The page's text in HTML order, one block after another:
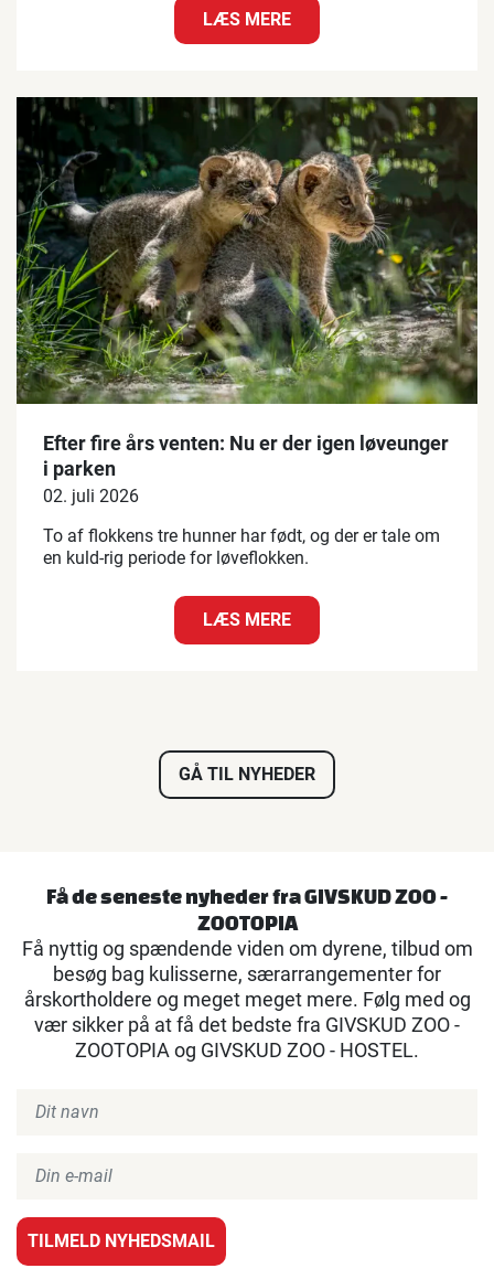
LÆS MERE
Efter fire års venten: Nu er der igen løveunger
i parken
02. juli 2026
To af flokkens tre hunner har født, og der er tale om
en kuld-rig periode for løveflokken.
LÆS MERE
GÅ TIL NYHEDER
Få de seneste nyheder fra GIVSKUD ZOO -
ZOOTOPIA
Få nyttig og spændende viden om dyrene, tilbud om
besøg bag kulisserne, særarrangementer for
årskortholdere og meget meget mere. Følg med og
vær sikker på at få det bedste fra GIVSKUD ZOO -
ZOOTOPIA og GIVSKUD ZOO - HOSTEL.
TILMELD NYHEDSMAIL